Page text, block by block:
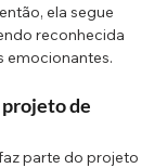
ela segue
reconhecida
emocionantes.
projeto de
parte do projeto